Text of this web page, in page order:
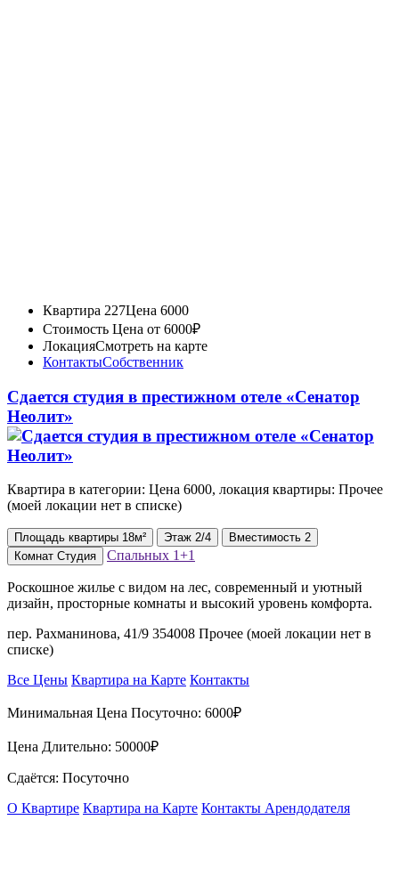
Квартира 227Цена 6000
Стоимость Цена от 6000₽
ЛокацияСмотреть на карте
КонтактыСобственник
Сдается студия в престижном отеле «Сенатор
Неолит»
Квартира в категории: Цена 6000, локация квартиры: Прочее
(моей локации нет в списке)
Площадь квартиры 18м² Этаж 2/4 Вместимость 2
Комнат Студия Спальных 1+1
Роскошное жилье с видом на лес, современный и уютный
дизайн, просторные комнаты и высокий уровень комфорта.
пер. Рахманинова, 41/9 354008 Прочее (моей локации нет в
списке)
Все Цены Квартира на Карте Контакты
Минимальная Цена Посуточно: 6000₽
Цена Длительно: 50000₽
Сдаётся: Посуточно
О Квартире Квартира на Карте Контакты Арендодателя